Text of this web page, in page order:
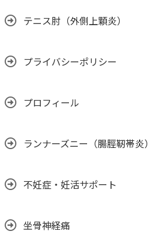
テニス肘（外側上顆炎）
プライバシーポリシー
プロフィール
ランナーズニー（腸脛靭帯炎）
不妊症・妊活サポート
坐骨神経痛